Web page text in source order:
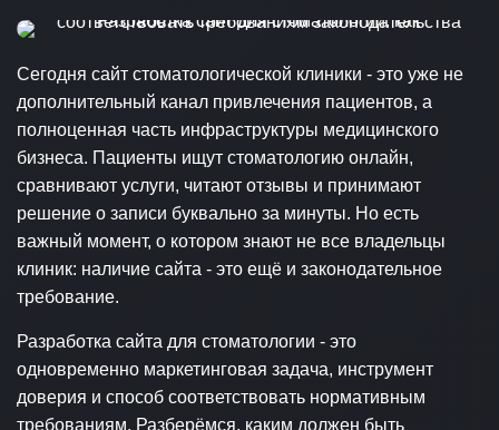
Сегодня сайт стоматологической клиники - это уже не
дополнительный канал привлечения пациентов, а
полноценная часть инфраструктуры медицинского
бизнеса. Пациенты ищут стоматологию онлайн,
сравнивают услуги, читают отзывы и принимают
решение о записи буквально за минуты. Но есть
важный момент, о котором знают не все владельцы
клиник: наличие сайта - это ещё и законодательное
требование.
Разработка сайта для стоматологии - это
одновременно маркетинговая задача, инструмент
доверия и способ соответствовать нормативным
требованиям. Разберёмся, каким должен быть